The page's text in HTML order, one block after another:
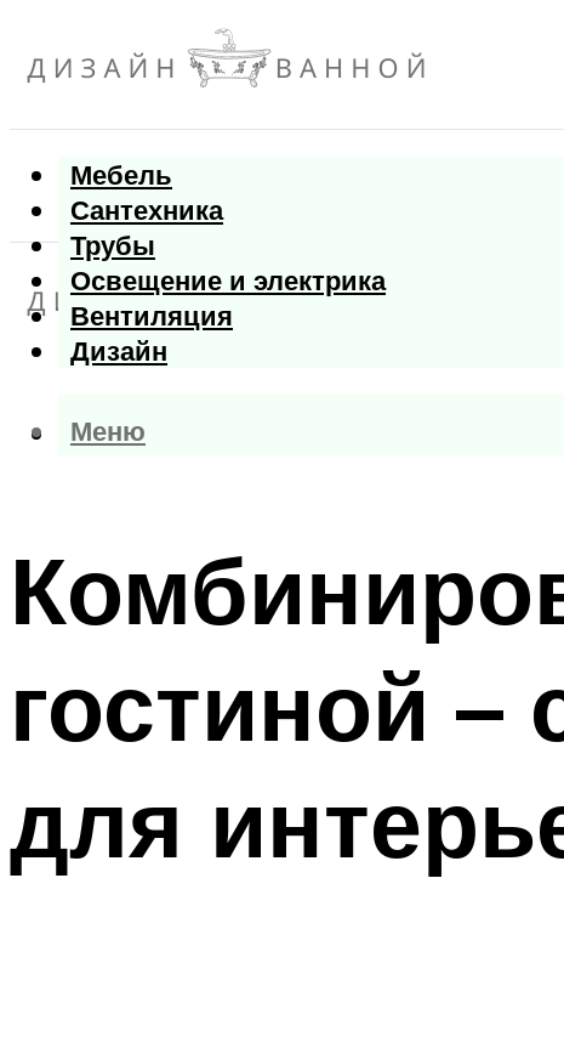
Мебель
Сантехника
Трубы
Освещение и электрика
Вентиляция
Дизайн
Меню
Меню
гостиной
для